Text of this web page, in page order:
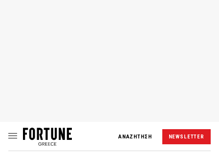
ΑΝΑΖΗΤΗΣΗ NEWSLETTER